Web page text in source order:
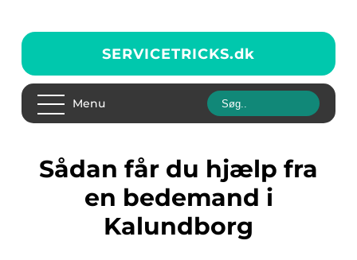
SERVICETRICKS.dk
Menu
Sådan får du hjælp fra
en bedemand i
Kalundborg